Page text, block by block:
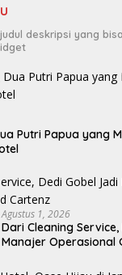
deskripsi yang
Putri Papua yang
Agustus 1, 2026
Dari Cleaning
Manajer Operasional